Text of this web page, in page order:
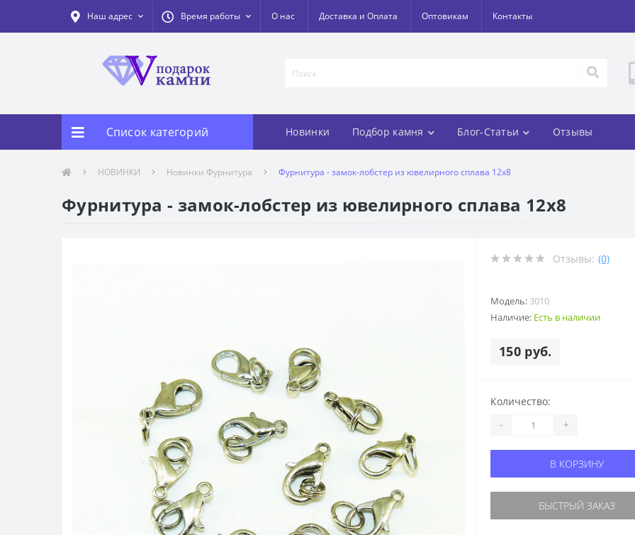
Наш адрес Время работы О нас Доставка и Оплата Оптовикам Контакты
Список категорий Новинки Подбор камня Блог-Статьи Отзывы
НОВИНКИ Новинки Фурнитура Фурнитура - замок-лобстер из ювелирного сплава 12x8
Фурнитура - замок-лобстер из ювелирного сплава 12x8
Отзывы: (0)
Модель: 3010
Наличие: Есть в наличии
150 руб.
Количество:
- +
В КОРЗИНУ
БЫСТРЫЙ ЗАКАЗ